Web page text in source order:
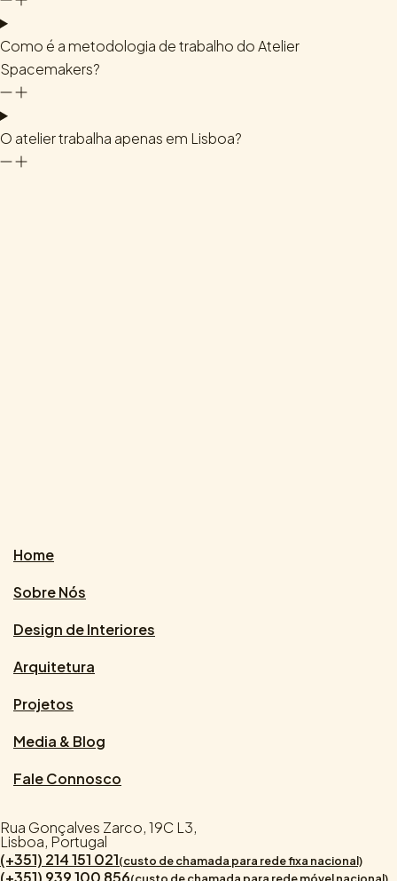
Como é a metodologia de trabalho do Atelier
Spacemakers?
O atelier trabalha apenas em Lisboa?
Home
Sobre Nós
Design de Interiores
Arquitetura
Projetos
Media & Blog
Fale Connosco
Rua Gonçalves Zarco, 19C L3,
Lisboa, Portugal
(+351) 214 151 021(custo de chamada para rede fixa nacional)
(+351) 939 100 856